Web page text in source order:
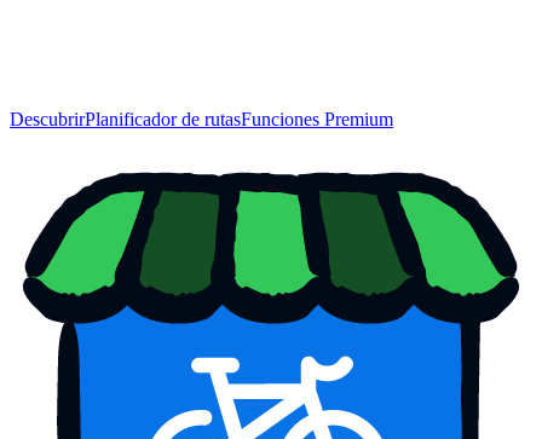
DescubrirPlanificador de rutasFunciones Premium